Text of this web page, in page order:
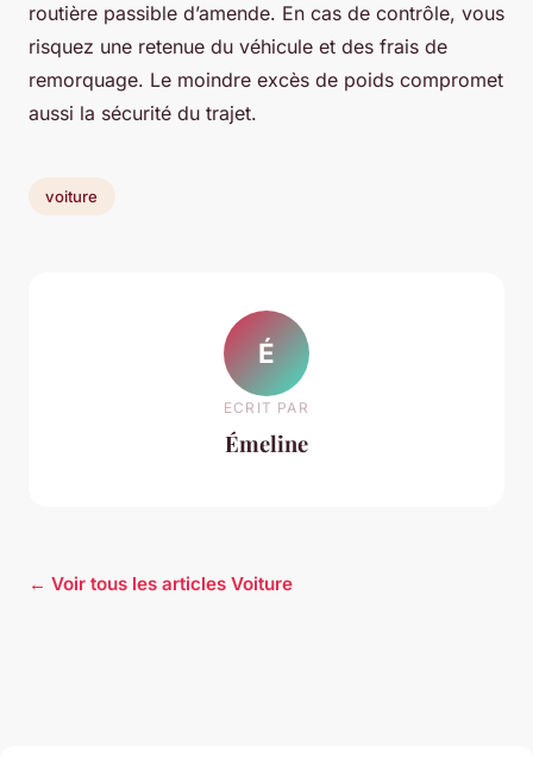
routière passible d’amende. En cas de contrôle, vous
risquez une retenue du véhicule et des frais de
remorquage. Le moindre excès de poids compromet
aussi la sécurité du trajet.
voiture
É
ECRIT PAR
Émeline
← Voir tous les articles Voiture